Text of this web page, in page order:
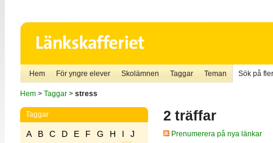
Hem För yngre elever Skolämnen Taggar Teman Sök på
Hem> Taggar> stress
Taggar
A B C D E F G H I
J
2 träffar
Prenumerera på nya länkar